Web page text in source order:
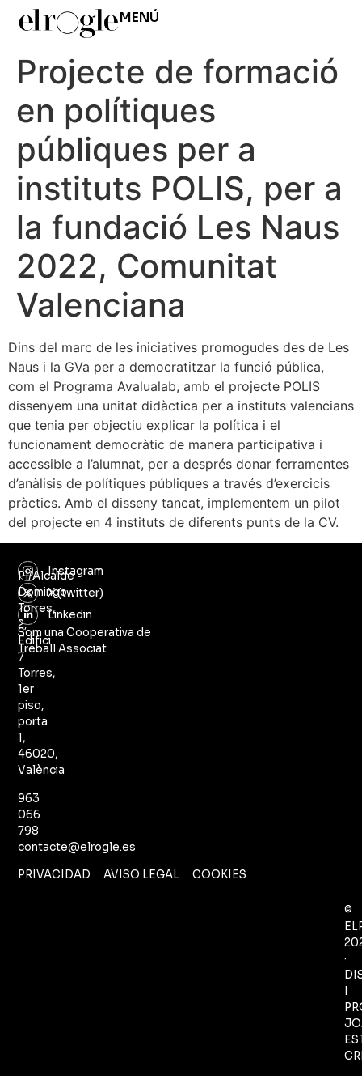
MENÚ
Projecte de formació
en polítiques
públiques per a
instituts POLIS, per a
la fundació Les Naus
2022, Comunitat
Valenciana
Dins del marc de les iniciatives promogudes des de Les
Naus i la GVa per a democratitzar la funció pública,
com el Programa Avalualab, amb el projecte POLIS
dissenyem una unitat didàctica per a instituts valencians
que tenia per objectiu explicar la política i el
funcionament democràtic de manera participativa i
accessible a l’alumnat, per a després donar ferramentes
d’anàlisis de polítiques públiques a través d’exercicis
pràctics. Amb el disseny tancat, implementem un pilot
del projecte en 4 instituts de diferents punts de la CV.
Pl/Alcalde
Domingo
Torres,
2,
Edifici
7
Torres,
1er
piso,
porta
1,
46020,
València
963
066
798
contacte@elrogle.es
Instagram
X (twitter)
Linkedin
Som una Cooperativa de
Treball Associat
PRIVACIDAD AVISO LEGAL COOKIES
©
·